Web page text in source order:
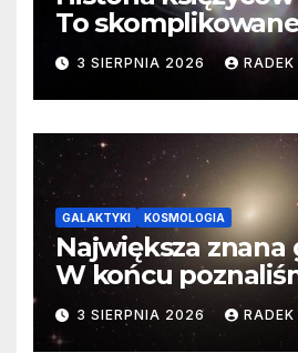
To
3 SIERPNIA 2026
GALAKTYKI KOSMOLOGIA
Największa znana
W końcu
faktyczne
3 SIERPNIA 2026